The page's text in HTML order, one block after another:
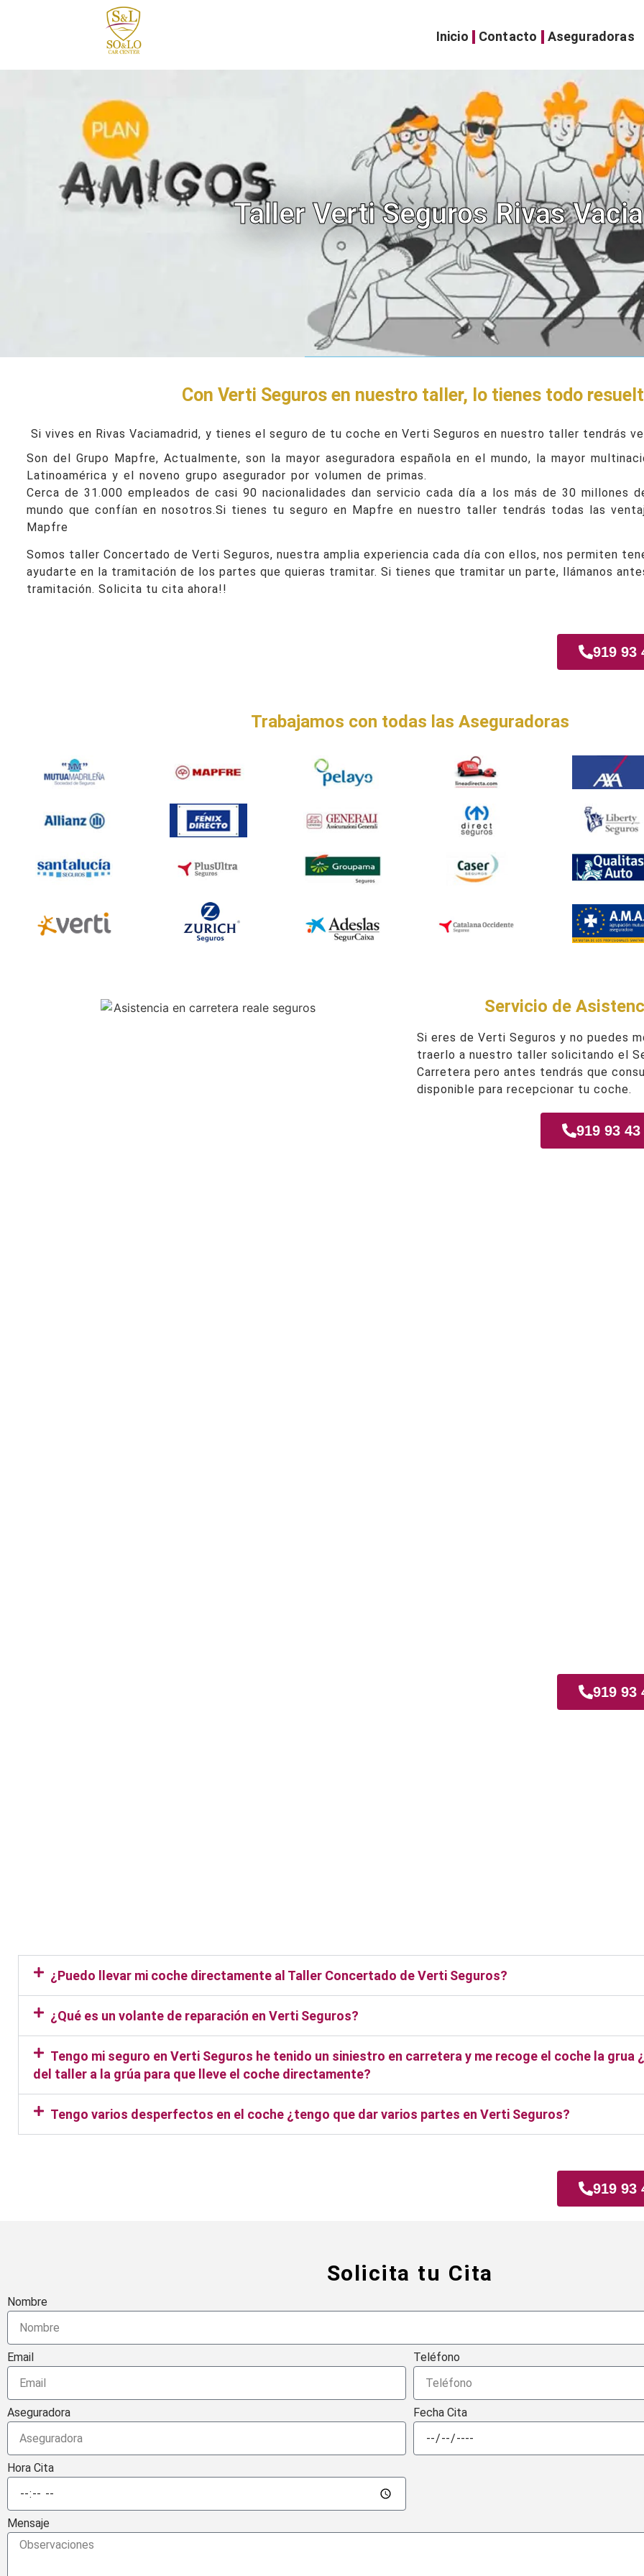
Inicio Contacto Aseguradoras
Taller Verti Seguros Rivas
Con Verti Seguros en nuestro taller, lo tienes todo
Si vives en Rivas Vaciamadrid, y tienes el seguro de tu coche en Verti Seguros en nuestro taller tendrás
Son del Grupo Mapfre, Actualmente, son la mayor aseguradora española en el mundo, la mayor
Latinoamérica y el noveno grupo asegurador por volumen de primas.
Cerca de 31.000 empleados de casi 90 nacionalidades dan servicio cada día a los más de 30 millones
mundo que confían en nosotros.Si tienes tu seguro en Mapfre en nuestro taller tendrás todas las
Mapfre
Somos taller Concertado de Verti Seguros, nuestra amplia experiencia cada día con ellos, nos permiten
ayudarte en la tramitación de los partes que quieras tramitar. Si tienes que tramitar un parte, llámanos
tramitación. Solicita tu cita ahora!!
919 93
Trabajamos con todas las Aseguradoras
Servicio de
Si eres de Verti Seguros y no puedes
traerlo a nuestro taller solicitando el
Carretera pero antes tendrás que
disponible para recepcionar tu coche.
919 93 43
919 93
¿Puedo llevar mi coche directamente al Taller Concertado de Verti Seguros?
¿Qué es un volante de reparación en Verti Seguros?
Tengo mi seguro en Verti Seguros he tenido un siniestro en carretera y me recoge el coche la grua
del taller a la grúa para que lleve el coche directamente?
Tengo varios desperfectos en el coche ¿tengo que dar varios partes en Verti Seguros?
919 93
Solicita tu Cita
Nombre
Email Teléfono
Aseguradora Fecha Cita
Hora Cita
Mensaje